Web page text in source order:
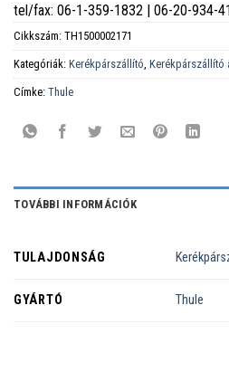
tel/fax: 06-1-359-1832 | 06-20-934-
Cikkszám: TH1500002171
Kategóriák: Kerékpárszállító Kerékpárszállító
Címke: Thule
TOVÁBBI INFORMÁCIÓK
TULAJDONSÁG
GYÁRTÓ Thule